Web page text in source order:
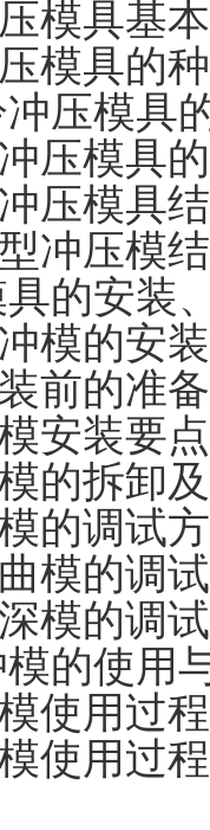
具基本
具的
压模具
模具的
模具结
压模
的安装
的安装
的准备
装要点
拆卸及
调试
的调试
的调试
的使用
用过程
用过程